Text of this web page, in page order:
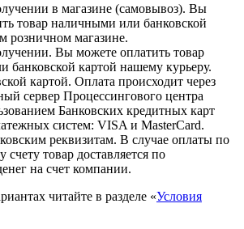
в магазине (самовывоз). Вы
товар наличными или банковской
розничном магазине.
Вы можете оплатить товар
банковской картой нашему курьеру.
картой. Оплата происходит через
сервер Процессингового центра
Банковских кредитных карт
систем: VISA и MasterCard.
реквизитам. В случае оплаты по
счету товар доставляется по
на счет компании.
читайте в разделе «Условия